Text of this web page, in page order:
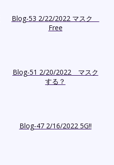
Blog-53 2/22/2022 マスク
Free
Blog-51 2/20/2022 マスク
する？
Blog-47 2/16/2022 5G!!